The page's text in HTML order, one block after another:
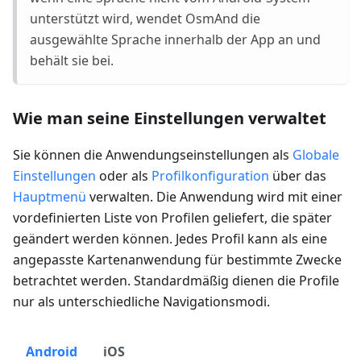
unterstützt wird, wendet OsmAnd die
ausgewählte Sprache innerhalb der App an und
behält sie bei.
Wie man seine Einstellungen verwaltet
Sie können die Anwendungseinstellungen als Globale
Einstellungen oder als Profilkonfiguration über das
Hauptmenü verwalten. Die Anwendung wird mit einer
vordefinierten Liste von Profilen geliefert, die später
geändert werden können. Jedes Profil kann als eine
angepasste Kartenanwendung für bestimmte Zwecke
betrachtet werden. Standardmäßig dienen die Profile
nur als unterschiedliche Navigationsmodi.
Android iOS